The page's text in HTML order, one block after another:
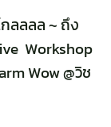
ลลลล ~ ถึง
Workshop
Wow @วิช